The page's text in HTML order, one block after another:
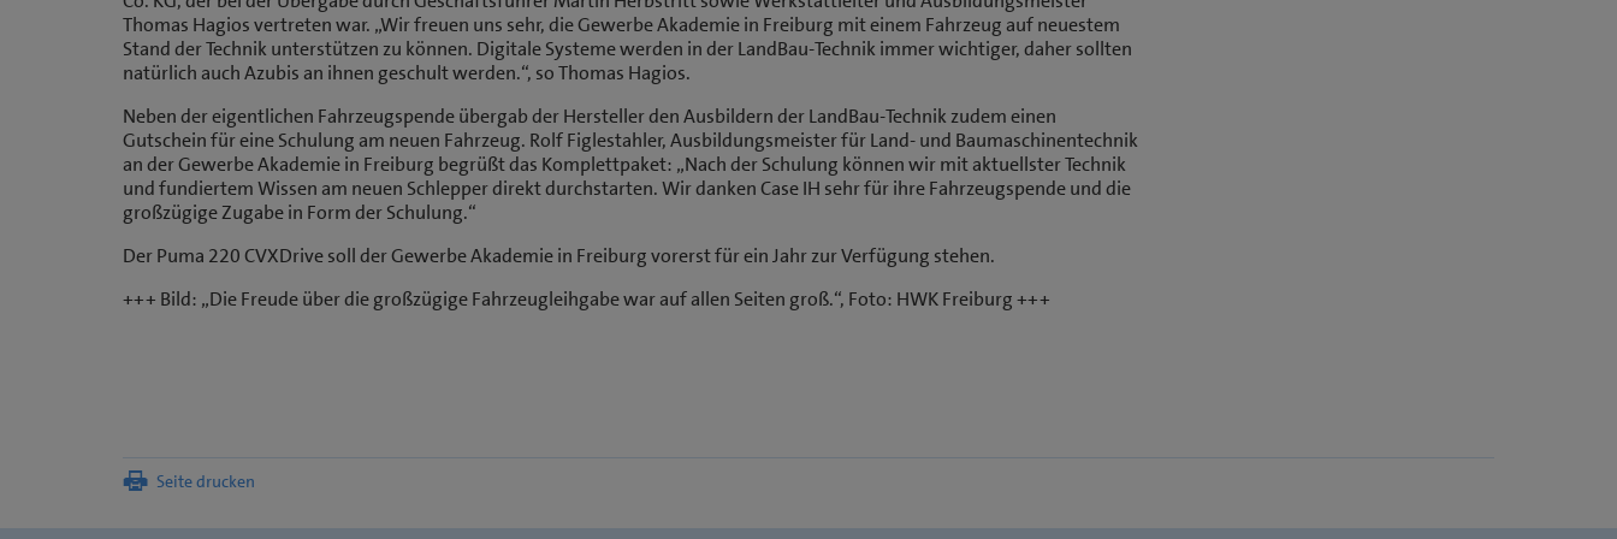
Thomas Hagios vertreten war. „Wir freuen uns sehr, die Gewerbe Akademie in Freiburg mit einem Fahrzeug auf neuestem
Stand der Technik unterstützen zu können. Digitale Systeme werden in der LandBau-Technik immer wichtiger, daher sollten
natürlich auch Azubis an ihnen geschult werden.“, so Thomas Hagios.
Neben der eigentlichen Fahrzeugspende übergab der Hersteller den Ausbildern der LandBau-Technik zudem einen
Gutschein für eine Schulung am neuen Fahrzeug. Rolf Figlestahler, Ausbildungsmeister für Land- und Baumaschinentechnik
an der Gewerbe Akademie in Freiburg begrüßt das Komplettpaket: „Nach der Schulung können wir mit aktuellster Technik
und fundiertem Wissen am neuen Schlepper direkt durchstarten. Wir danken Case IH sehr für ihre Fahrzeugspende und die
großzügige Zugabe in Form der Schulung.“
Der Puma 220 CVXDrive soll der Gewerbe Akademie in Freiburg vorerst für ein Jahr zur Verfügung stehen.
+++ Bild: „Die Freude über die großzügige Fahrzeugleihgabe war auf allen Seiten groß.“, Foto: HWK Freiburg +++
Seite drucken